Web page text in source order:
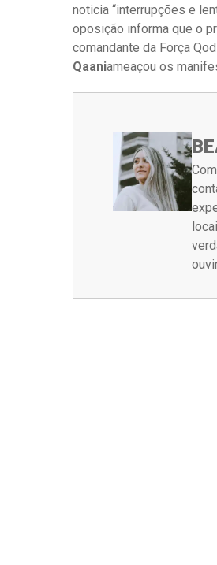
noticia “interrupções e
oposição informa que o
comandante da Força
Qaaniameaçou os